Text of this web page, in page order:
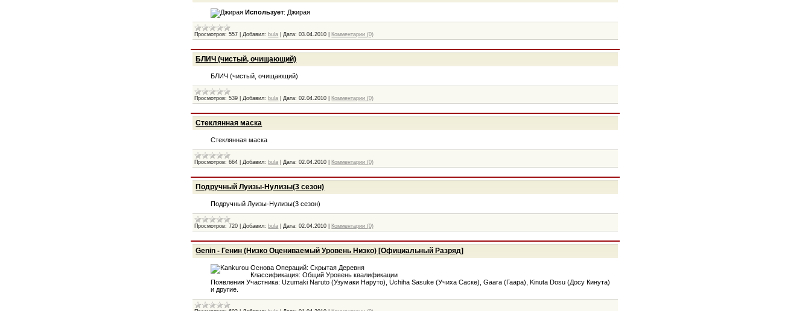
Использует: Джирая
Просмотров: 557 |Добавил: bula |Дата: 03.04.2010 Комментарии (0)
БЛИЧ (чистый, очищающий)
БЛИЧ (чистый, очищающий)
Просмотров: 539 |Добавил: bula |Дата: 02.04.2010 Комментарии (0)
Стеклянная маска
Стеклянная маска
Просмотров: 664 |Добавил: bula |Дата: 02.04.2010 Комментарии (0)
Подручный Луизы-Нулизы(3 сезон)
Подручный Луизы-Нулизы(3 сезон)
Просмотров: 720 |Добавил: bula |Дата: 02.04.2010 Комментарии (0)
Genin - Генин (Низко Оцениваемый Уровень Низко) [Официальный Разряд]
Основа Операций: Скрытая Деревня
Классификация: Общий Уровень квалификации
Появления Участника: Uzumaki Naruto (Узумаки Наруто), Uchiha Sasuke (Учиха Саске), Gaara (Гаара), Kinuta Dosu (Досу Кинута)
и другие.